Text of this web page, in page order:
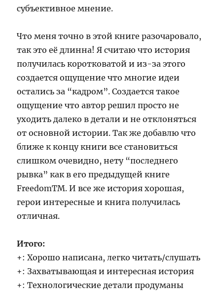
субъективное мнение.
Что меня точно в этой книге разочаровало,
так это её длинна! Я считаю что история
получилась коротковатой и из-за этого
создается ощущение что многие идеи
остались за “кадром”. Создается такое
ощущение что автор решил просто не
уходить далеко в детали и не отклоняться
от основной истории. Так же добавлю что
ближе к концу книги все становиться
слишком очевидно, нету “последнего
рывка” как в его предыдущей книге
FreedomTM. И все же история хорошая,
герои интересные и книга получилась
отличная.
Итого:
+: Хорошо написана, легко читать/слушать
+: Захватывающая и интересная история
+: Технологические детали продуманы